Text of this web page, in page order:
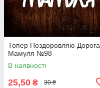
Топер Поздоровляю Дорога
Мамуля №98
В наявності
25,50 ₴ 30 ₴